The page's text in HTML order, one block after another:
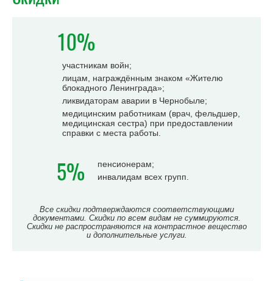
10%
участникам войн;
лицам, награждённым знаком «Жителю
блокадного Ленинграда»;
ликвидаторам аварии в Чернобыле;
медицинским работникам (врач, фельдшер,
медицинская сестра) при предоставлении
справки с места работы.
5%
пенсионерам;
инвалидам всех групп.
Все скидки подтверждаются соответствующими
документами. Скидки по всем видам не суммируются.
Скидки не распространяются на контрастное вещество
и дополнительные услуги.